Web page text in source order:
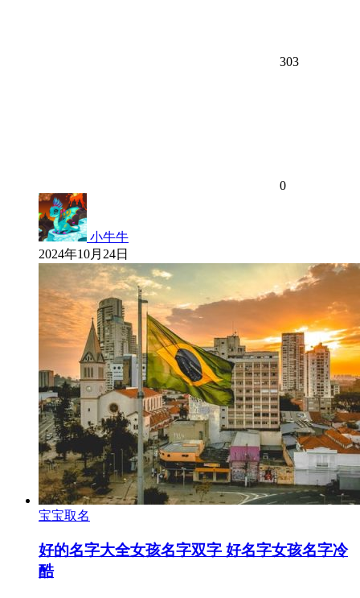
303
0
小牛牛
2024年10月24日
宝宝取名
好的名字大全女孩名字双字 好名字女孩名字冷
酷